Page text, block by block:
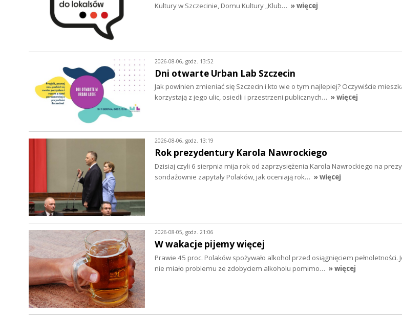
Kultury w Szczecinie, Domu Kultury „Klub… » więcej
2026-08-06, godz. 13:52
Dni otwarte Urban Lab Szczecin
Jak powinien zmieniać się Szczecin i kto wie o tym najlepiej? Oczywiście
korzystają z jego ulic, osiedli i przestrzeni publicznych… » więcej
2026-08-06, godz. 13:19
Rok prezydentury Karola Nawrockiego
Dzisiaj czyli 6 sierpnia mija rok od zaprzysiężenia Karola Nawrockiego na
sondażownie zapytały Polaków, jak oceniają rok… » więcej
2026-08-05, godz. 21:06
W wakacje pijemy więcej
Prawie 45 proc. Polaków spożywało alkohol przed osiągnięciem pełnoletności.
nie miało problemu ze zdobyciem alkoholu pomimo… » więcej